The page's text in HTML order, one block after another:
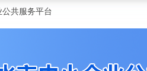
共服务平台